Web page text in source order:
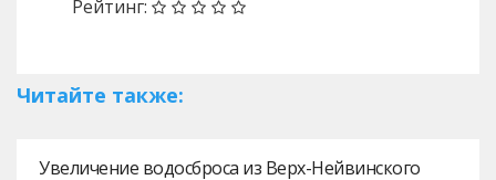
Рейтинг:
Читайте также:
Увеличение водосброса из Верх-Нейвинского